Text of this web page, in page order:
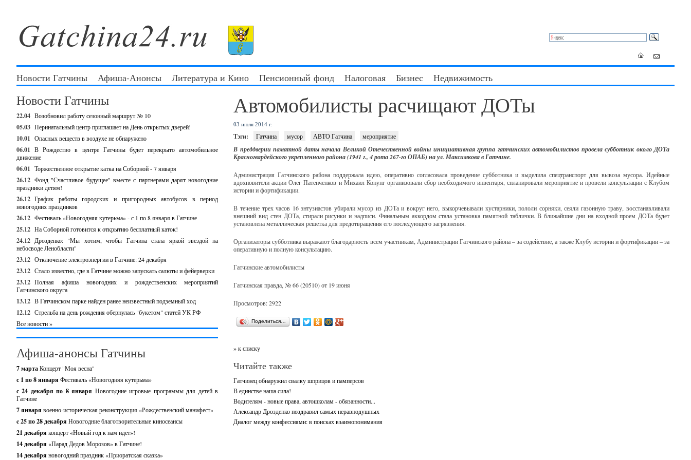
Новости Гатчины Афиша-Анонсы Литература и Кино Пенсионный фонд Налоговая Бизнес Недвижимость
Новости Гатчины
22.04 Возобновил работу сезонный маршрут № 10
05.03 Перинатальный центр приглашает на День открытых дверей!
10.01 Опасных веществ в воздухе не обнаружено
06.01 В Рождество в центре Гатчины будет перекрыто автомобильное
движение
06.01 Торжественное открытие катка на Соборной - 7 января
26.12 Фонд "Счастливое будущее" вместе с партнерами дарят новогодние
праздники детям!
26.12 График работы городских и пригородных автобусов в период
новогодних праздников
26.12 Фестиваль «Новогодняя кутерьма» - с 1 по 8 января в Гатчине
25.12 На Соборной готовится к открытию бесплатный каток!
24.12 Дрозденко: "Мы хотим, чтобы Гатчина стала яркой звездой на
небосводе Ленобласти"
23.12 Отключение электроэнергии в Гатчине: 24 декабря
23.12 Стало известно, где в Гатчине можно запускать салюты и фейерверки
23.12 Полная афиша новогодних и рождественских мероприятий
Гатчинского округа
13.12 В Гатчинском парке найден ранее неизвестный подземный ход
12.12 Стрельба на день рождения обернулась "букетом" статей УК РФ
Все новости »
Афиша-анонсы Гатчины
7 мартаКонцерт "Моя весна"
с 1 по 8 января Фестиваль «Новогодняя кутерьма»
с 24 декабря по 8 января Новогодние игровые программы для детей в
Гатчине
7 января военно-историческая реконструкция «Рождественский манифест»
c 25 по 28 декабря Новогодние благотворительные киносеансы
21 декабря концерт «Новый год к нам идет»!
14 декабря «Парад Дедов Морозов» в Гатчине!
14 декабря новогодний праздник «Приоратская сказка»
Автомобилисты расчищают ДОТы
03 июля 2014 г.
Тэги: Гатчина мусор АВТО Гатчина мероприятие
В преддверии памятной даты начала Великой Отечественной войны инициативная группа гатчинских автомобилистов провела субботник около ДОТа
Красногвардейского укрепленного района (1941 г., 4 рота 267-го ОПАБ) на ул. Максимкова в Гатчине.
Администрация Гатчинского района поддержала идею, оперативно согласовала проведение субботника и выделила спецтранспорт для вывоза мусора. Идейные
вдохновители акции Олег Патенченков и Михаил Конунг организовали сбор необходимого инвентаря, спланировали мероприятие и провели консультации с Клубом
истории и фортификации.
В течение трех часов 16 энтузиастов убирали мусор из ДОТа и вокруг него, выкорчевывали кустарники, пололи сорняки, сеяли газонную траву, восстанавливали
внешний вид стен ДОТа, стирали рисунки и надписи. Финальным аккордом стала установка памятной таблички. В ближайшие дни на входной проем ДОТа будет
установлена металлическая решетка для предотвращения его последующего загрязнения.
Организаторы субботника выражают благодарность всем участникам, Администрации Гатчинского района – за содействие, а также Клубу истории и фортификации – за
оперативную и полную консультацию.
Гатчинские автомобилисты
Гатчинская правда, № 66 (20510) от 19 июня
Просмотров: 2922
Поделиться…
» к списку
Читайте также
Гатчинец обнаружил свалку шприцов и памперсов
В единстве наша сила!
Водителям - новые права, автошколам - обязанности...
Александр Дрозденко поздравил самых неравнодушных
Диалог между конфессиями: в поисках взаимопонимания